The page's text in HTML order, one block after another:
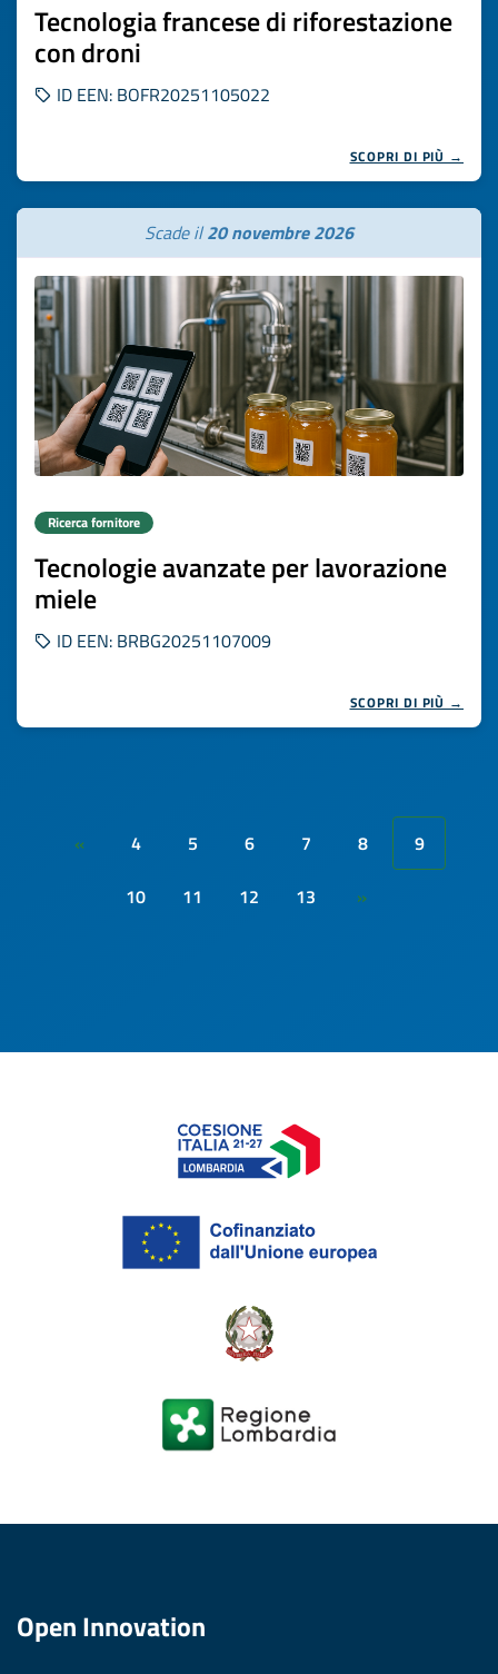
Tecnologia francese di riforestazione
con droni
ID EEN: BOFR20251105022
SCOPRI DI PIÙ →
Scade il20 novembre 2026
Ricerca fornitore
Tecnologie avanzate per lavorazione
miele
ID EEN: BRBG20251107009
SCOPRI DI PIÙ →
« 4 5 6 7 8
9
10
11 12 13 »
Open Innovation